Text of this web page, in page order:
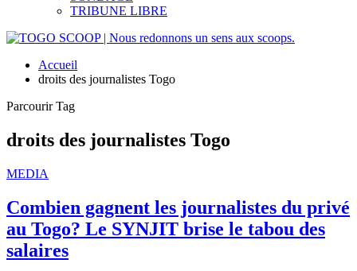
TRIBUNE LIBRE
Accueil
droits des journalistes Togo
Parcourir Tag
droits des journalistes Togo
MEDIA
Combien gagnent les journalistes du privé
au Togo? Le SYNJIT brise le tabou des
salaires